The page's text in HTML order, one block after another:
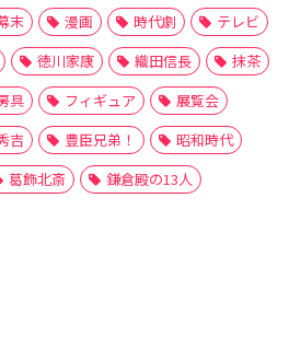
末 漫画 時代劇
テレビ
徳川家康 織田信長
抹茶
具 フィギュア
展覧会
吉 豊臣兄弟！
昭和時代
葛飾北斎 鎌倉殿の13人